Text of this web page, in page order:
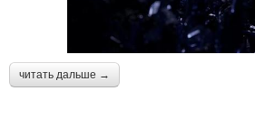
читать дальше →